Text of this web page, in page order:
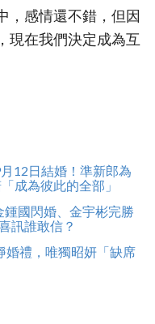
，感情還不錯，但因
現在我們決定成為互
12日結婚！準新郎為
成為彼此的全部」
國閃婚、金宇彬完勝
訊誰敢信？
婚禮，唯獨昭妍「缺席